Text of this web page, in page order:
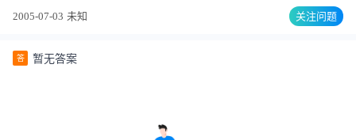
2005-07-03 未知 关注问题
答 暂无答案